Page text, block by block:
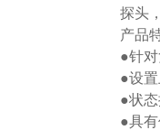
探头
产品
●针
●设
●状
●具